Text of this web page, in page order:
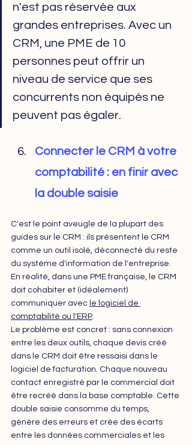
n'est pas réservée aux
grandes entreprises. Avec un
CRM, une PME de 10
personnes peut offrir un
niveau de service que ses
concurrents non équipés ne
peuvent pas égaler.
Connecter le CRM à votre
comptabilité : en finir avec
la double saisie
C'est le point aveugle de la plupart des
guides sur le CRM : ils présentent le CRM
comme un outil isolé, déconnecté du reste
du système d'information de l'entreprise.
En réalité, dans une PME française, le CRM
doit cohabiter et (idéalement)
communiquer avec le logiciel de
comptabilité ou l'ERP
Le problème est concret : sans connexion
entre les deux outils, chaque devis créé
dans le CRM doit être ressaisi dans le
logiciel de facturation. Chaque nouveau
contact enregistré par le commercial doit
être recréé dans la base comptable. Cette
double saisie consomme du temps,
génère des erreurs et crée des écarts
entre les données commerciales et les